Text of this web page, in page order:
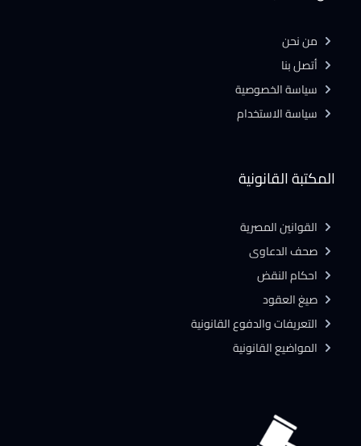
المكتبة القانونية
القوانين المصرية
صحف الدعاوى
احكام النقض
صيغ العقود
التعريفات والدفوع القانونية
المواضيع القانونية
من نحن
أتصل بنا
سياسة الخصوصية
سياسة الاستخدام